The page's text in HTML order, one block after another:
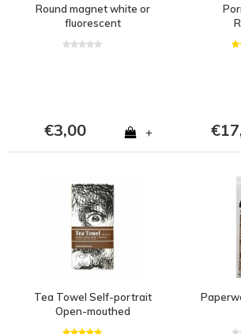
Round magnet white or
fluorescent
€3,00 +
Tea Towel Self-portrait
Open-mouthed